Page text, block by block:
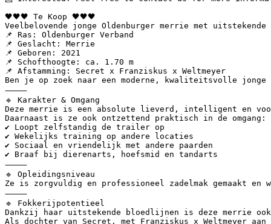
🖤🖤🖤 Te Koop 🖤🖤🖤
Veelbelovende jonge Oldenburger merrie met
📌 Ras: Oldenburger Verband
📌 Geslacht: Merrie
📌 Geboren: 2021
📌 Schofthoogte: ca. 1.70 m
📌 Afstamming: Secret x Franziskus x Weltmeyer
Ben je op zoek naar een moderne, kwaliteitsvolle
⸻
🔹 Karakter & Omgang
Deze merrie is een absolute lieverd, intelligent en
Daarnaast is ze ook ontzettend praktisch in de omgang:
✔ Loopt zelfstandig de trailer op
✔ Wekelijks training op andere locaties
✔️ Sociaal en vriendelijk met andere paarden
✔️ Braaf bij dierenarts, hoefsmid en tandarts
⸻
🔹 Opleidingsniveau
Ze is zorgvuldig en professioneel zadelmak gemaakt
⸻
🔹 Fokkerijpotentieel
Dankzij haar uitstekende bloedlijnen is deze merrie
Als dochter van Secret, met Franziskus x Weltmeyer